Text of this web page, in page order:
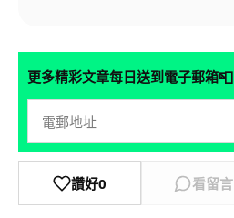
更多精彩文章每日送到電子郵箱📮
讚好0 看留言